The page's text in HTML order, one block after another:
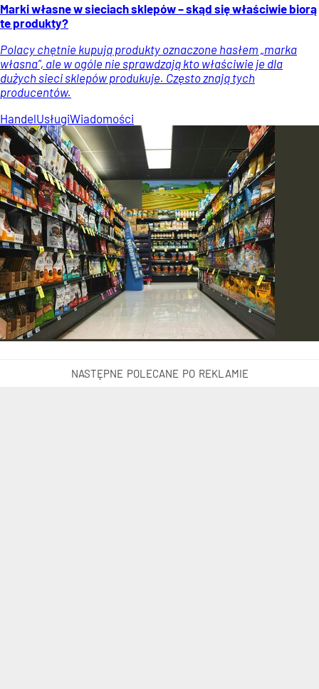
Marki własne w sieciach sklepów – skąd się właściwie biorą
te produkty?
Polacy chętnie kupują produkty oznaczone hasłem „marka
własna”, ale w ogóle nie sprawdzają kto właściwie je dla
dużych sieci sklepów produkuje. Często znają tych
producentów.
HandelUsługiWiadomości